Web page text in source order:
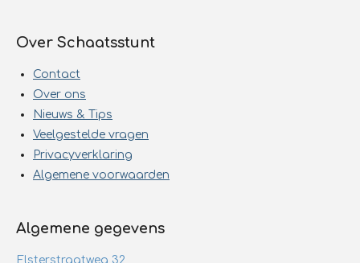
Over Schaatsstunt
Contact
Over ons
Nieuws & Tips
Veelgestelde vragen
Privacyverklaring
Algemene voorwaarden
Algemene gegevens
Elsterstraatweg 32